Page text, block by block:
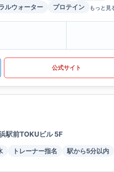
ルウォーター プロテイン もっと見
公式サイト
駅前TOKUビル 5F
トレーナー指名 駅から5分以内